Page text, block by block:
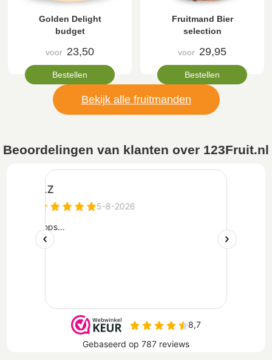
Golden Delight
budget
voor 23,50
Bestellen
Fruitmand Bier
selection
voor 29,95
Bestellen
Bekijk alle fruitmanden
Beoordelingen van klanten over 123Fruit.nl